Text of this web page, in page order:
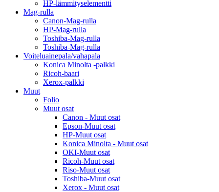
HP-lämmityselementti
Mag-rulla
Canon-Mag-rulla
HP-Mag-rulla
Toshiba-Mag-rulla
Toshiba-Mag-rulla
Voiteluainepala/vahapala
Konica Minolta -palkki
Ricoh-baari
Xerox-palkki
Muut
Folio
Muut osat
Canon - Muut osat
Epson-Muut osat
HP-Muut osat
Konica Minolta - Muut osat
OKI-Muut osat
Ricoh-Muut osat
Riso-Muut osat
Toshiba-Muut osat
Xerox - Muut osat